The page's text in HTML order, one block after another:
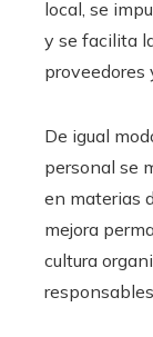
local, se
y se facilita
proveedores
De igual
personal se
en materias
mejora
cultura